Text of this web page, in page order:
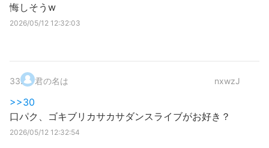
悔しそうw
2026/05/12 12:32:03
33. 君の名は nxwzJ
>>30
口パク、ゴキブリカサカサダンスライブがお好き？
2026/05/12 12:32:54